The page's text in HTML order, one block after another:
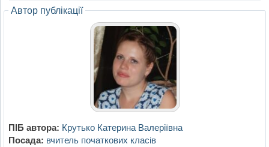
Автор публікації
ПІБ автора: Крутько Катерина Валеріївна
Посада: вчитель початкових класів